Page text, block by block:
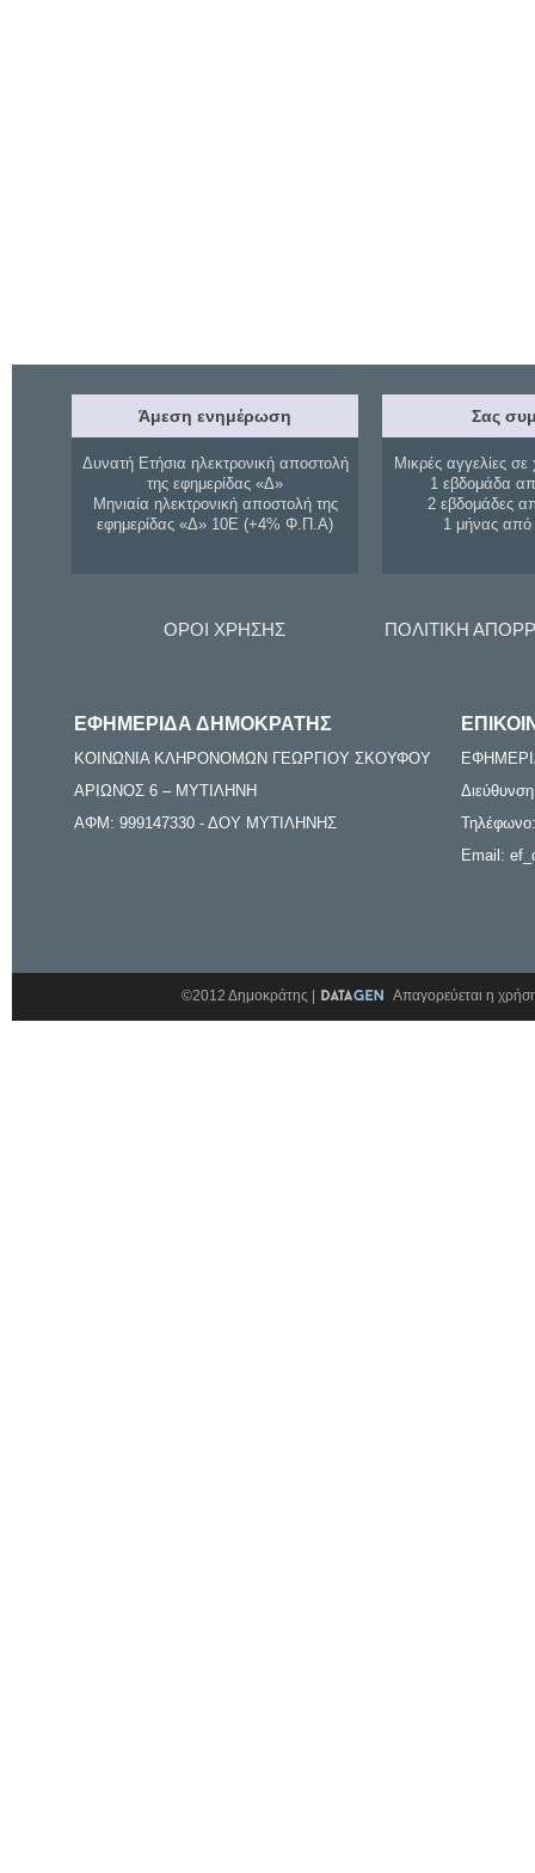
Άμεση ενημέρωση
Δυνατή Ετήσια ηλεκτρονική αποστολή
της εφημερίδας «Δ»
Μηνιαία ηλεκτρονική αποστολή της
εφημερίδας «Δ» 10Ε (+4% Φ.Π.Α)
Σας
Μικρές αγγελίες σε
1 εβδομάδα
2 εβδομάδες
1 μήνας
ΟΡΟΙ ΧΡΗΣΗΣ ΠΟΛΙΤΙΚΗ
ΕΦΗΜΕΡΙΔΑ ΔΗΜΟΚΡΑΤΗΣ
ΚΟΙΝΩΝΙΑ ΚΛΗΡΟΝΟΜΩΝ ΓΕΩΡΓΙΟΥ ΣΚΟΥΦΟΥ
ΑΡΙΩΝΟΣ 6 – ΜΥΤΙΛΗΝΗ
ΑΦΜ: 999147330 - ΔΟΥ ΜΥΤΙΛΗΝΗΣ
Email:
©2012 Δημοκράτης | Απαγορεύεται η